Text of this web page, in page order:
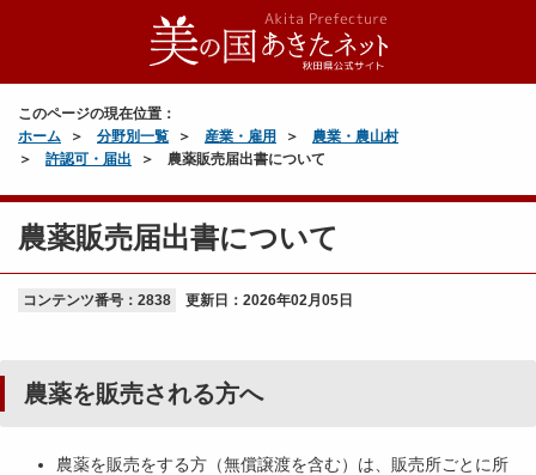
このページの現在位置：
ホーム
分野別一覧 産業・雇用
農業・農山村
許認可・届出
農薬販売届出書について
農薬販売届出書について
コンテンツ番号：2838 更新日： 2026年02月05日
農薬を販売される方へ
農薬を販売をする方（無償譲渡を含む）は、販売所ごとに所